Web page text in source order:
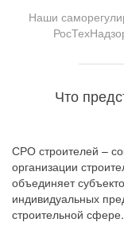
Наши
Что
СРО строителей –
организации
объединяет
индивидуальных
строительной сфере.